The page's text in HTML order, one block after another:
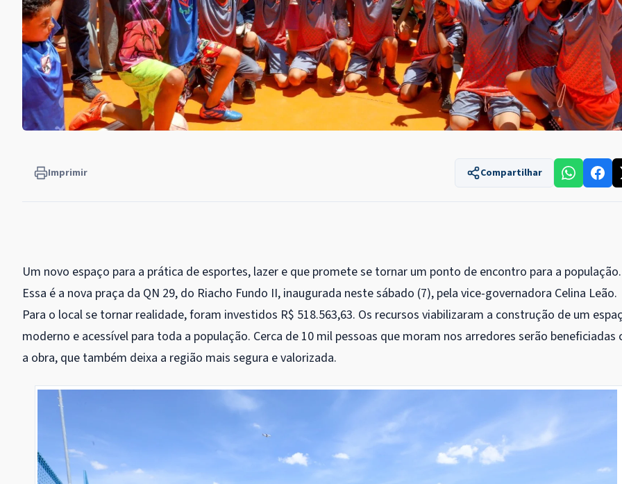
Imprimir Compartilhar
Um novo espaço para a prática de esportes, lazer e que promete se tornar um ponto de encontro para a população.
Essa é a nova praça da QN 29, do Riacho Fundo II, inaugurada neste sábado (7), pela vice-governadora Celina Leão.
Para o local se tornar realidade, foram investidos R$ 518.563,63. Os recursos viabilizaram a construção de um
moderno e acessível para toda a população. Cerca de 10 mil pessoas que moram nos arredores serão beneficiadas
a obra, que também deixa a região mais segura e valorizada.